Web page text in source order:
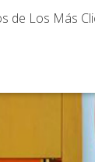
de Los Más